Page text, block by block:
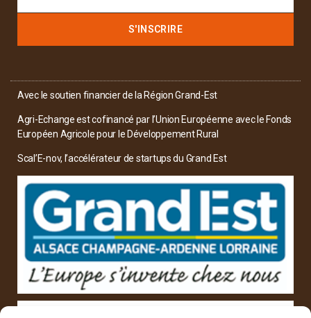
S'INSCRIRE
Avec le soutien financier de la Région Grand-Est
Agri-Echange est cofinancé par l’Union Européenne avec le Fonds
Européen Agricole pour le Développement Rural
Scal’E-nov, l’accélérateur de startups du Grand Est